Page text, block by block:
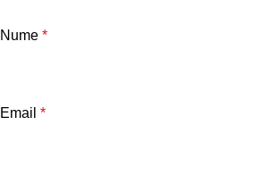
Nume *
Email *